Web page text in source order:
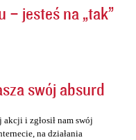
– jesteś na „tak”
swój absurd
i zgłosił nam swój
na działania